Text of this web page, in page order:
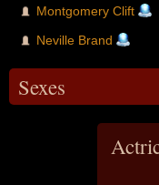
Montgomery Clift
Neville Brand
Sexes